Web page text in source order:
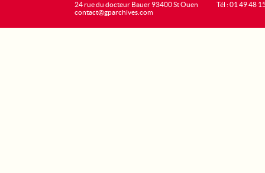
24 rue du docteur Bauer 93400 St Ouen
contact@gparchives.com
Tél : 01 49 48